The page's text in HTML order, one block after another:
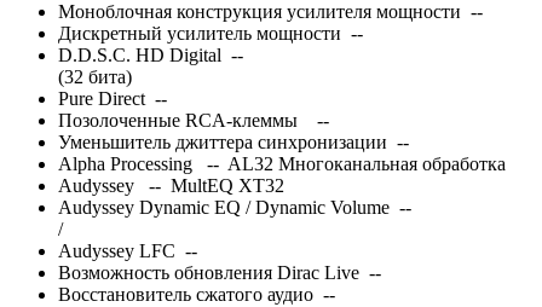
Моноблочная конструкция усилителя мощности --
Дискретный усилитель мощности --
D.D.S.C. HD Digital --
(32 бита)
Pure Direct --
Позолоченные RCA-клеммы --
Уменьшитель джиттера синхронизации --
Alpha Processing -- AL32 Многоканальная обработка
Audyssey -- MultEQ XT32
Audyssey Dynamic EQ / Dynamic Volume --
/
Audyssey LFC --
Возможность обновления Dirac Live --
Восстановитель сжатого аудио --